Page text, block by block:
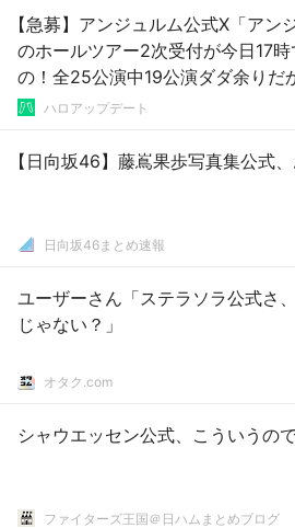
【急募】アンジュルム公式X「アン
のホールツアー2次受付が今日17時
の！全25公演中19公演ダダ余りだ
来て！」
ハロアップデート
【日向坂46】藤嶌果歩写真集公式
日向坂46まとめ速報
ユーザーさん「ステラソラ公式さ
じゃない？」
オタク.com
シャウエッセン公式、こういうの
ファイターズ王国＠日ハムまとめブログ